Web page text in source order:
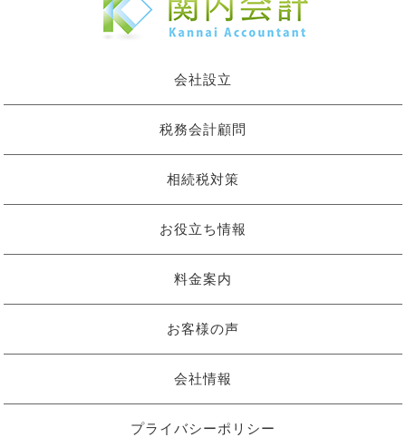
会社設立
税務会計顧問
相続税対策
お役立ち情報
料金案内
お客様の声
会社情報
プライバシーポリシー